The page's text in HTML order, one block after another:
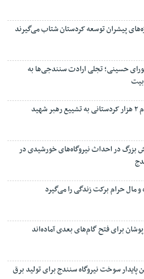
پیشران توسعه کردستان شتاب می‌گیرند
حسینی؛ تجلی ارادت سنندجی‌ها به
شهید
در احداث نیروگاه‌های خورشیدی در
و مال حرام برکت زندگی را می‌گیرد
برای فتح گام‌های بعدی آماده‌اند
پایدار سوخت نیروگاه سنندج برای تولید برق